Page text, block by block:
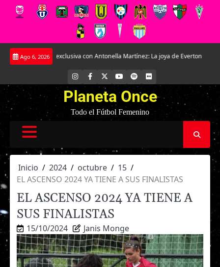
Saltar
Ago 6, 2026
en exclusiva con Antonella Martínez: La joya de Everton La Roja
INSTAGRAM
FACEBOOK YOUTUBE
SPOTIFYFLICKR
Planeta Once
Todo el Fútbol Femenino
Inicio 2024 octubre
15
EL ASCENSO 2024 YA TIENE A SUS FINALISTAS
EL ASCENSO 2024 YA TIENE A
SUS FINALISTAS
15/10/2024 Janis Monge